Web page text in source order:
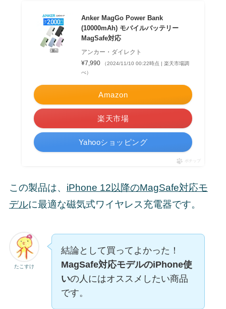
Anker MagGo Power Bank
(10000mAh) モバイルバッテリー
MagSafe対応
アンカー・ダイレクト
¥7,990
（2024/11/10 00:22時点 | 楽天市場調
べ）
Amazon
楽天市場
Yahooショッピング
ポチップ
この製品は、 iPhone 12以降のMagSafe対応モ
デルに最適な磁気式ワイヤレス充電器です。
たこすけ
結論として買ってよかった！
MagSafe対応モデルのiPhone使
いの人にはオススメしたい商品
です。